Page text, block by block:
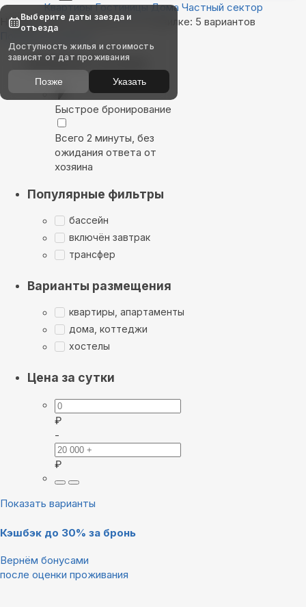
Квартиры Гостиницы Дома Частный сектор
Найдём, где остановиться в Развилке: 5 вариантов
Показать на карте
Выбирайте лучшее
Быстрое бронирование
Всего 2 минуты, без
ожидания ответа от
хозяина
Популярные фильтры
бассейн
включён завтрак
трансфер
Варианты размещения
квартиры, апартаменты
дома, коттеджи
хостелы
Цена за сутки
₽
-
₽
Показать варианты
Кэшбэк до 30% за бронь
Вернём бонусами
после оценки проживания
Выберите даты заезда и
отъезда
Доступность жилья и стоимость
зависят от дат проживания
Позже Указать